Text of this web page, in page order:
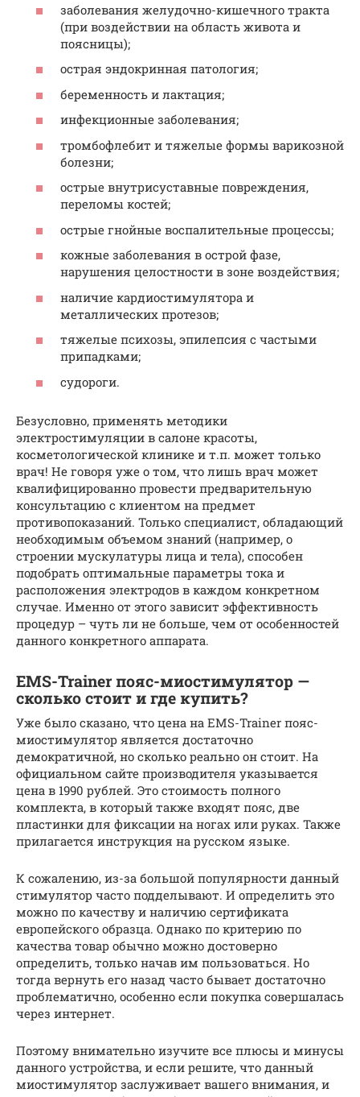
заболевания желудочно-кишечного тракта
(при воздействии на область живота и
поясницы);
острая эндокринная патология;
беременность и лактация;
инфекционные заболевания;
тромбофлебит и тяжелые формы варикозной
болезни;
острые внутрисуставные повреждения,
переломы костей;
острые гнойные воспалительные процессы;
кожные заболевания в острой фазе,
нарушения целостности в зоне воздействия;
наличие кардиостимулятора и
металлических протезов;
тяжелые психозы, эпилепсия с частыми
припадками;
судороги.
Безусловно, применять методики
электростимуляции в салоне красоты,
косметологической клинике и т.п. может только
врач! Не говоря уже о том, что лишь врач может
квалифицированно провести предварительную
консультацию с клиентом на предмет
противопоказаний. Только специалист, обладающий
необходимым объемом знаний (например, о
строении мускулатуры лица и тела), способен
подобрать оптимальные параметры тока и
расположения электродов в каждом конкретном
случае. Именно от этого зависит эффективность
процедур – чуть ли не больше, чем от особенностей
данного конкретного аппарата.
EMS-Trainer пояс-миостимулятор —
сколько стоит и где купить?
Уже было сказано, что цена на EMS-Trainer пояс-
миостимулятор является достаточно
демократичной, но сколько реально он стоит. На
официальном сайте производителя указывается
цена в 1990 рублей. Это стоимость полного
комплекта, в который также входят пояс, две
пластинки для фиксации на ногах или руках. Также
прилагается инструкция на русском языке.
К сожалению, из-за большой популярности данный
стимулятор часто подделывают. И определить это
можно по качеству и наличию сертификата
европейского образца. Однако по критерию по
качества товар обычно можно достоверно
определить, только начав им пользоваться. Но
тогда вернуть его назад часто бывает достаточно
проблематично, особенно если покупка совершалась
через интернет.
Поэтому внимательно изучите все плюсы и минусы
данного устройства, и если решите, что данный
миостимулятор заслуживает вашего внимания, и